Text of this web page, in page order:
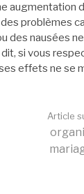
augmentation
problèmes
des nausées
si vous
effets ne se
Article